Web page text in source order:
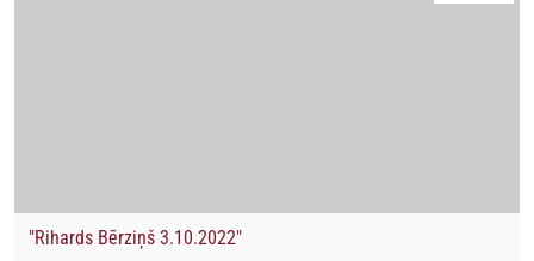
"Rihards Bērziņš 3.10.2022"